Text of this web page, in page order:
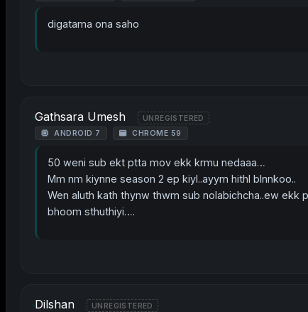
digatama ona saho
Gathsara Umesh UNREGISTERED
ANDROID 7 CHROME 59
50 weni sub ekt ptta mov ekk krmu nedaaa…
Mm nm kiynne season 2 ep kiyl..ayym hithl blnnkoo..
Wen aluth kath thynw thwm sub nolabichcha..ew
bhoom sthuthiyi….
Dilshan UNREGISTERED